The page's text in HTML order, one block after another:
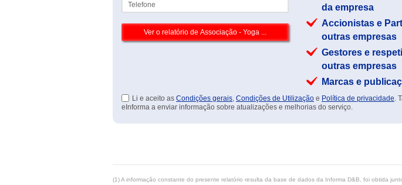
da empresa
Accionistas e
outras empresas
Gestores e
outras empresas
Marcas e
Li e aceito as Condições gerais, Condições de Utilização e Política de privacidade.
eInforma a enviar informação sobre atualizações e melhorias do serviço.
(1) A informação constante do presente relatório resulta da base de dados da Informa D&B, foi obtida